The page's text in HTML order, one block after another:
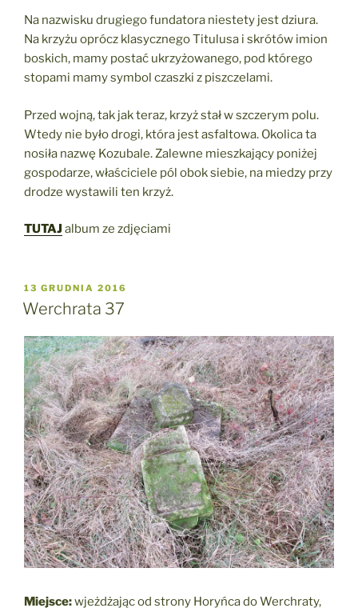
Na nazwisku drugiego fundatora niestety jest dziura.
Na krzyżu oprócz klasycznego Titulusa i skrótów imion
boskich, mamy postać ukrzyżowanego, pod którego
stopami mamy symbol czaszki z piszczelami.
Przed wojną, tak jak teraz, krzyż stał w szczerym polu.
Wtedy nie było drogi, która jest asfaltowa. Okolica ta
nosiła nazwę Kozubale. Zalewne mieszkający poniżej
gospodarze, właściciele pól obok siebie, na miedzy przy
drodze wystawili ten krzyż.
TUTAJ album ze zdjęciami
OPUBLIKOWANE
W
13 GRUDNIA 2016
Werchrata 37
Miejsce:wjeżdżając od strony Horyńca do Werchraty,